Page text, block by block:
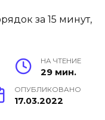
НА ЧТЕНИЕ
29 мин.
ОПУБЛИКОВАНО
17.03.2022